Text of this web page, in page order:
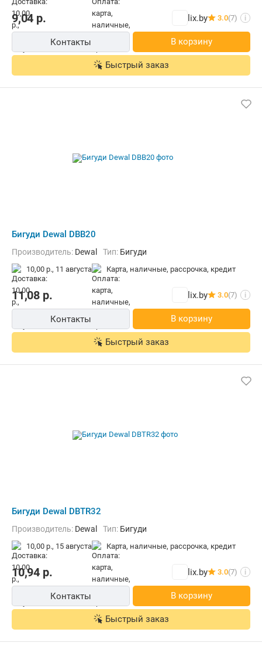
9,04 р. lix.by 3.0(7) i
Контакты В корзину
Быстрый заказ
Бигуди Dewal DBB20
Производитель: Dewal Тип: Бигуди
10,00 р., 11 августа карта, наличные, рассрочка, кредит
11,08 р. lix.by 3.0(7) i
Контакты В корзину
Быстрый заказ
Бигуди Dewal DBTR32
Производитель: Dewal Тип: Бигуди
10,00 р., 15 августа карта, наличные, рассрочка, кредит
10,94 р. lix.by 3.0(7) i
Контакты В корзину
Быстрый заказ